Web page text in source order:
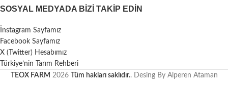
SOSYAL MEDYADA BIZI TAKIP EDIN
İnstagram Sayfamız
Facebook Sayfamız
X (Twitter) Hesabımız
Türkiye’nin Tarım Rehberi
TEOX FARM 2026 Tüm hakları saklıdır.. Desing By Alperen Ataman